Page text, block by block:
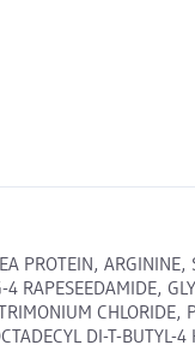
PROTEIN, ARGININE,
RAPESEEDAMIDE,
CHLORIDE,
DI-T-BUTYL-4